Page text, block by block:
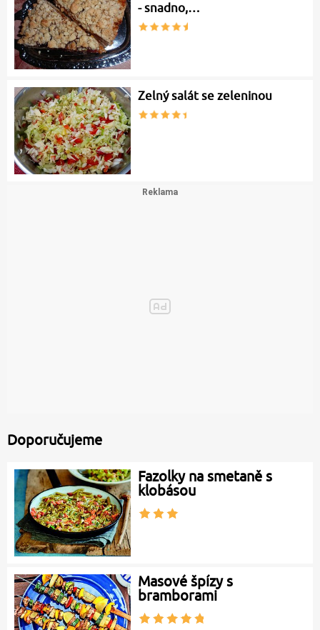
- snadno,…
Zelný salát se zeleninou
Doporučujeme
Fazolky na smetaně s
klobásou
Masové špízy s
bramborami